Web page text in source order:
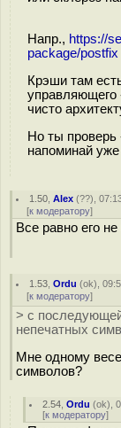
Напр., https://
package/postfix
Крэши там
управляющего
чисто
Но ты проверь
напоминай уже
1.50 ,Alex (??),
[к модератору]
Все равно его
1.53 ,Ordu (ok),
[к модератору]
> с
непечатных
Мне одному
символов?
2.54 ,Ordu (ok),
[к модератору]